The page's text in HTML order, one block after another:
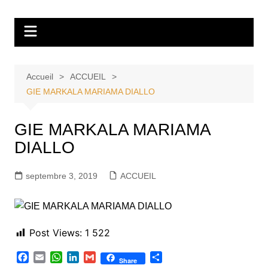
contenu
Tvdescollines
Accueil
ACCUEIL
GIE MARKALA MARIAMA DIALLO
GIE MARKALA MARIAMA
DIALLO
septembre 3, 2019 ACCUEIL
Post Views: 1 522
W
G
Share